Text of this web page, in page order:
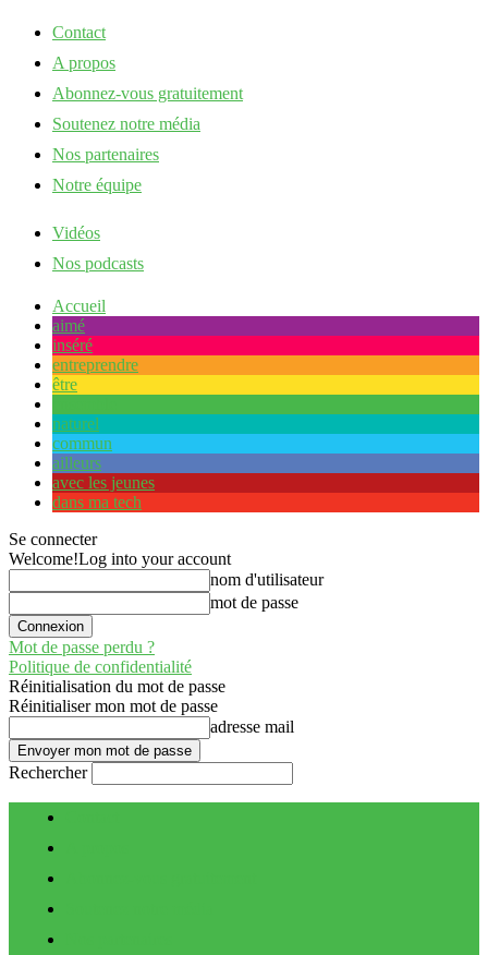
Contact
A propos
Abonnez-vous gratuitement
Soutenez notre média
Nos partenaires
Notre équipe
Vidéos
Nos podcasts
Accueil
aimé
inséré
entreprendre
être
naturel
commun
ailleurs
avec les jeunes
dans ma tech
Se connecter
Welcome!Log into your account
nom d'utilisateur
mot de passe
Mot de passe perdu ?
Politique de confidentialité
Réinitialisation du mot de passe
Réinitialiser mon mot de passe
adresse mail
Rechercher